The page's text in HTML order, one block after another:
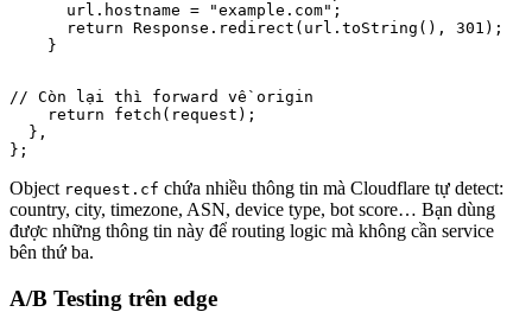
      url.hostname = "example.com";
      return Response.redirect(url.toString(), 301);
    }
// Còn lại thì forward về origin
    return fetch(request);
  },
};
Object request.cf chứa nhiều thông tin mà Cloudflare tự detect:
country, city, timezone, ASN, device type, bot score… Bạn dùng
được những thông tin này để routing logic mà không cần service
bên thứ ba.
A/B Testing trên edge